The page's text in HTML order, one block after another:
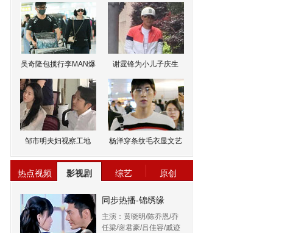
吴奇隆包揽行李MAN爆 谢霆锋为小儿子庆生
邹市明夫妇视察工地 杨洋穿条纹毛衣显文艺
热点视频 影视剧 综艺 原创
同步热播-锦绣缘
主演：黄晓明/陈乔恩/乔
任梁/谢君豪/吕佳容/戚迹